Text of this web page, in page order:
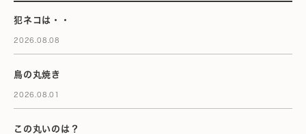
犯ネコは・・
2026.08.08
鳥の丸焼き
2026.08.01
この丸いのは？